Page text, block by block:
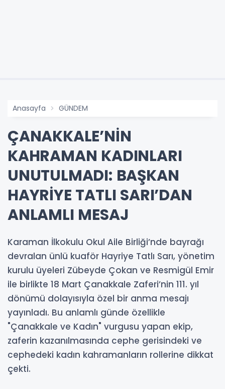
Anasayfa GÜNDEM
ÇANAKKALE’NİN
KAHRAMAN KADINLARI
UNUTULMADI: BAŞKAN
HAYRİYE TATLI SARI’DAN
ANLAMLI MESAJ
Karaman İlkokulu Okul Aile Birliği’nde bayrağı
devralan ünlü kuaför Hayriye Tatlı Sarı, yönetim
kurulu üyeleri Zübeyde Çokan ve Resmigül Emir
ile birlikte 18 Mart Çanakkale Zaferi’nin 111. yıl
dönümü dolayısıyla özel bir anma mesajı
yayınladı. Bu anlamlı günde özellikle
"Çanakkale ve Kadın" vurgusu yapan ekip,
zaferin kazanılmasında cephe gerisindeki ve
cephedeki kadın kahramanların rollerine dikkat
çekti.